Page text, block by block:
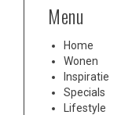
Menu
Home
Wonen
Inspiratie
Specials
Lifestyle